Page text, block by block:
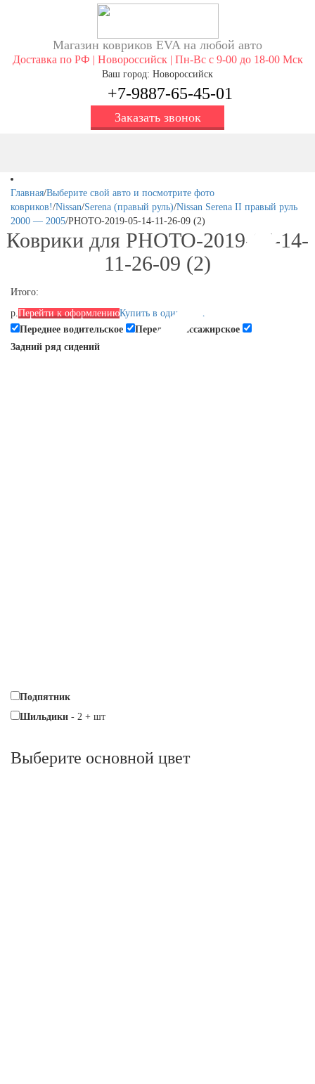
Магазин ковриков EVA ​на любой авто
Доставка по РФ | Новороссийск | Пн-Вс с 9-00 до 18-00 Мск
Ваш город: Новороссийск
+7-9887-65-45-01
Заказать звонок
Главная/Выберите свой авто и посмотрите фото
ковриков!/Nissan/Serena (правый руль)/Nissan Serena II правый руль
2000 — 2005/PHOTO-2019-05-14-11-26-09 (2)
Коврики для PHOTO-2019-05-14-
11-26-09 (2)
Итого:
р.Перейти к оформлениюКупить в один клик
Переднее водительское
Переднее пассажирское
Задний ряд сидений
Подпятник
Шильдики - 2 + шт
Выберите oсновной цвет